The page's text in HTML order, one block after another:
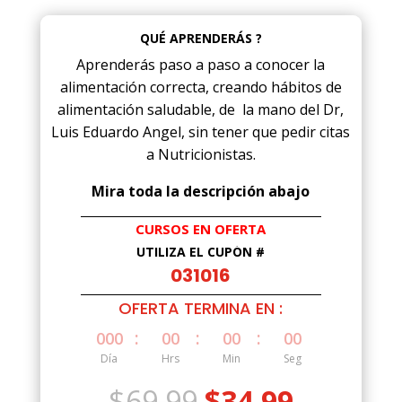
QUÉ APRENDERÁS ?
Aprenderás paso a paso a conocer la
alimentación correcta, creando hábitos de
alimentación saludable, de la mano del Dr,
Luis Eduardo Angel, sin tener que pedir citas
a Nutricionistas.
Mira toda la descripción abajo
CURSOS EN OFERTA
UTILIZA EL CUPÓN #
031016
OFERTA TERMINA EN :
000
Día
: 00
Hrs
: 00
Min
: 00
Seg